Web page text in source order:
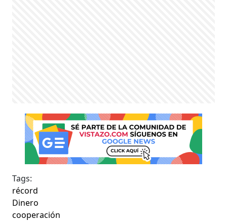
Tags:
récord
Dinero
cooperación